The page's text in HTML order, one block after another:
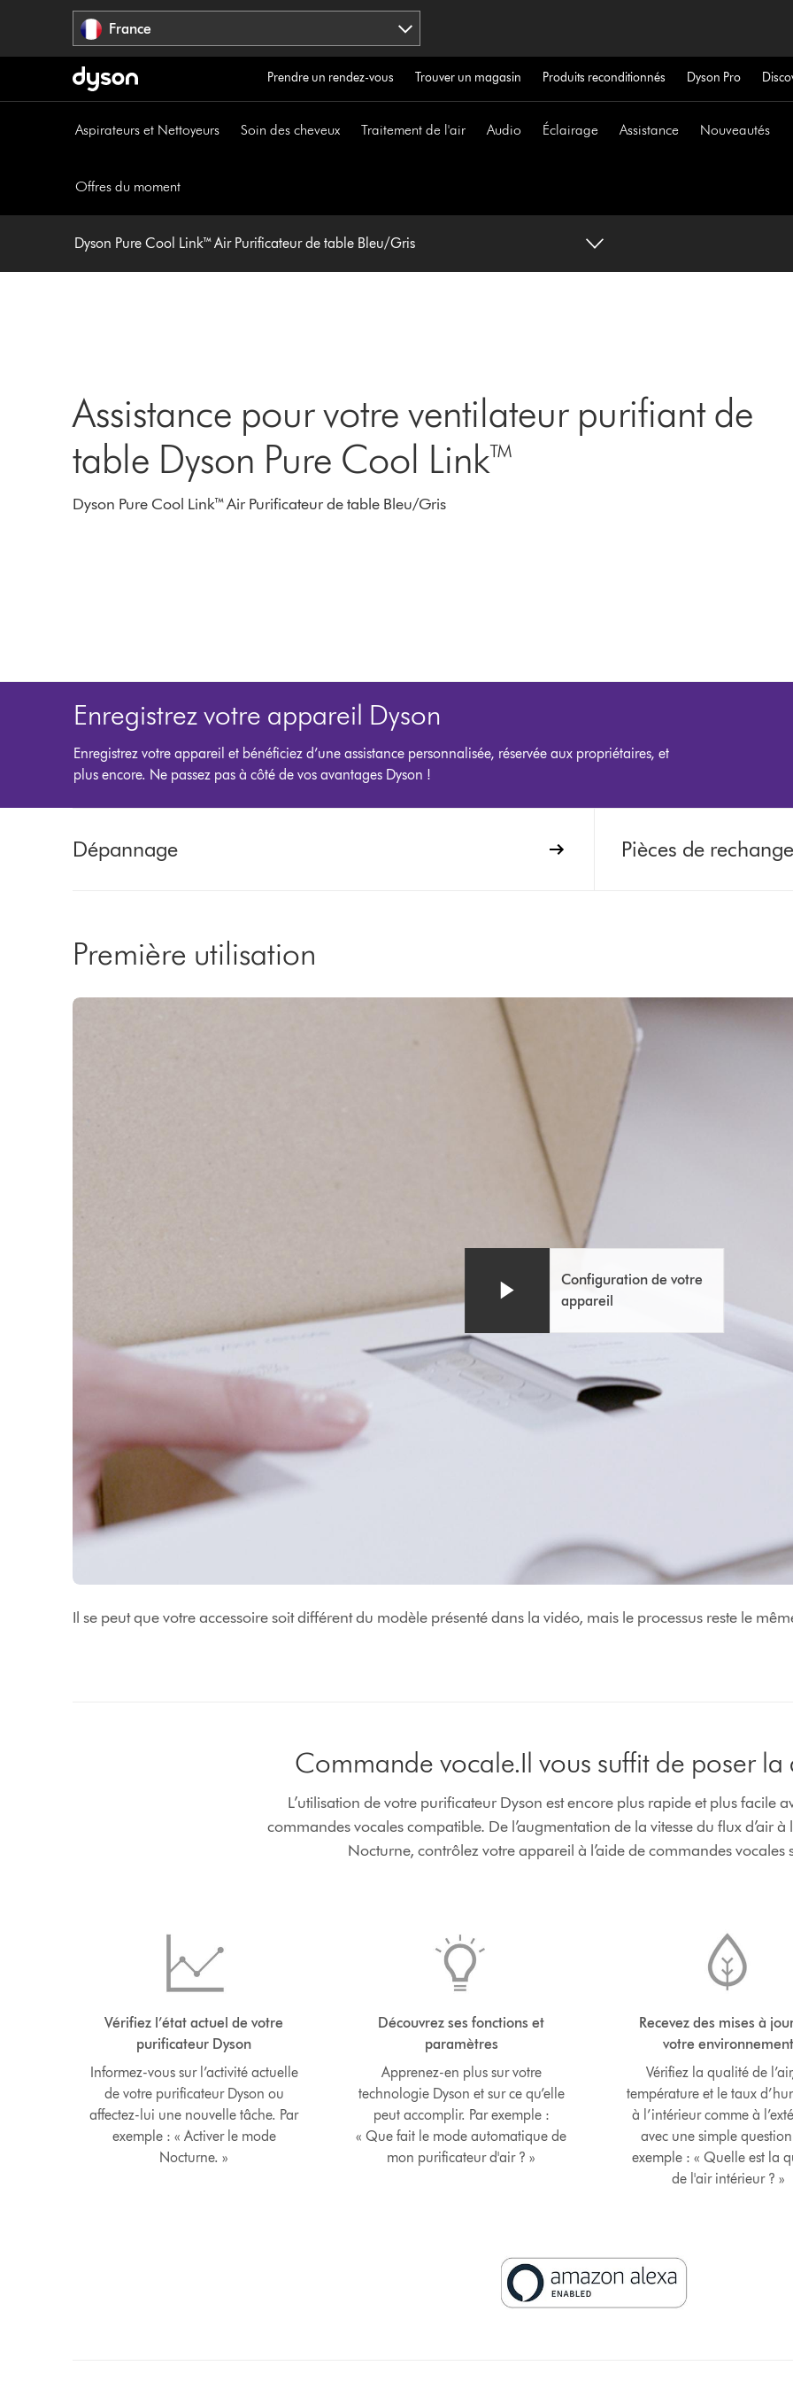
France
Prendre un rendez-vous Trouver un magasin Produits reconditionnés Dyson Pro
Aspirateurs et Nettoyeurs Soin des cheveux Traitement de l'air Audio Éclairage Assistance Nouveautés
Offres du moment
Dyson Pure Cool Link™ Air Purificateur de table Bleu/Gris
Assistance pour votre ventilateur purifiant de
table Dyson Pure Cool Link™
Dyson Pure Cool Link™ Air Purificateur de table Bleu/Gris
Enregistrez votre appareil Dyson
Enregistrez votre appareil et bénéficiez d’une assistance personnalisée, réservée aux propriétaires, et
plus encore. Ne passez pas à côté de vos avantages Dyson !
Dépannage Pièces de rechange
Première utilisation
Transcript
la
vidéo
Configuration de votre
appareil
Il se peut que votre accessoire soit différent du modèle présenté dans la vidéo, mais le processus reste le
Commande vocale.Il vous suffit de poser la
L’utilisation de votre purificateur Dyson est encore plus rapide et plus facile
commandes vocales compatible. De l’augmentation de la vitesse du flux d’air à
Nocturne, contrôlez votre appareil à l’aide de commandes vocales
Vérifiez l’état actuel de votre
purificateur Dyson
Informez-vous sur l’activité actuelle
de votre purificateur Dyson ou
affectez-lui une nouvelle tâche. Par
exemple : « Activer le mode
Nocturne. »
Découvrez ses fonctions et
paramètres
Apprenez-en plus sur votre
technologie Dyson et sur ce qu’elle
peut accomplir. Par exemple :
« Que fait le mode automatique de
mon purificateur d'air ? »
Recevez des mises à
votre environnement
Vérifiez la qualité de
température et le taux
à l’intérieur comme à
avec une simple
exemple : « Quelle est la
de l'air intérieur ? »